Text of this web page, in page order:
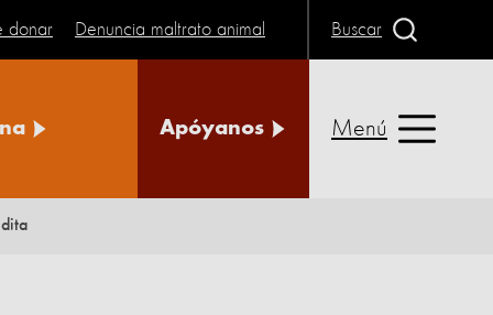
donar Denuncia maltrato animal Buscar
Apóyanos Menú